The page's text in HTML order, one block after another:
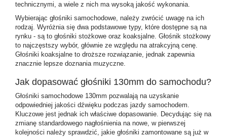
technicznymi, a wiele z nich ma wysoką jakość wykonania.
Wybierając głośniki samochodowe, należy zwrócić uwagę na ich
rodzaj. Wyróżnia się dwa podstawowe typy, które dostępne są na
rynku - są to głośniki stożkowe oraz koaksjalne. Głośnik stożkowy
to najczęstszy wybór, głównie ze względu na atrakcyjną cenę.
Głośniki koaksjalne to droższe rozwiązanie, jednak zapewnia
znacznie lepsze doznania muzyczne.
Jak dopasować głośniki 130mm do samochodu?
Głośniki samochodowe 130mm pozwalają na uzyskanie
odpowiedniej jakości dźwięku podczas jazdy samochodem.
Kluczowe jest jednak ich właściwe dopasowanie. Decydując się na
zmianę standardowego nagłośnienia na nowe, w pierwszej
kolejności należy sprawdzić, jakie głośniki zamontowane są już w